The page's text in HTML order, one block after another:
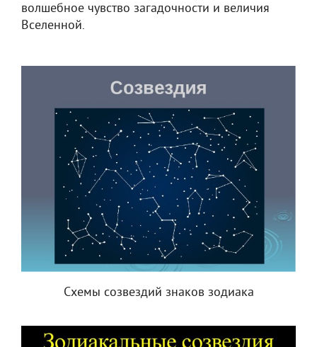
волшебное чувство загадочности и величия
Вселенной.
Схемы созвездий знаков зодиака